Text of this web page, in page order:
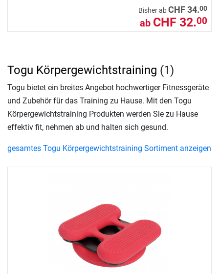
Bisher abCHF 34.00
ab CHF 32.00
Togu Körpergewichtstraining (1)
Togu bietet ein breites Angebot hochwertiger Fitnessgeräte
und Zubehör für das Training zu Hause. Mit den Togu
Körpergewichtstraining Produkten werden Sie zu Hause
effektiv fit, nehmen ab und halten sich gesund.
gesamtes Togu Körpergewichtstraining Sortiment anzeigen